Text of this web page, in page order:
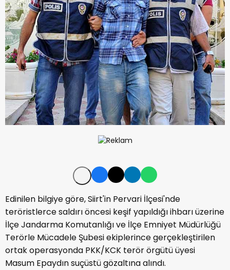
Edinilen bilgiye göre, Siirt'in Pervari İlçesi'nde
teröristlerce saldırı öncesi keşif yapıldığı ihbarı üzerine
İlçe Jandarma Komutanlığı ve İlçe Emniyet Müdürlüğü
Terörle Mücadele Şubesi ekiplerince gerçekleştirilen
ortak operasyonda PKK/KCK terör örgütü üyesi
Masum Epaydın suçüstü gözaltına alındı.